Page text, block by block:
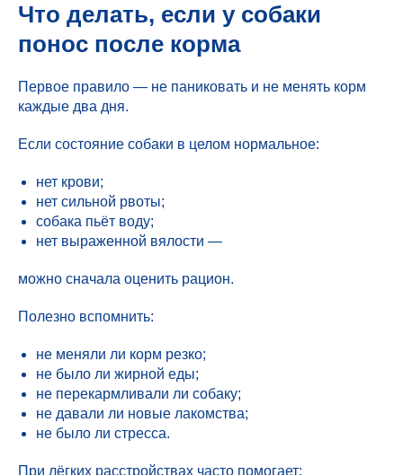
Что делать, если у собаки
понос после корма
Первое правило — не паниковать и не менять корм
каждые два дня.
Если состояние собаки в целом нормальное:
нет крови;
нет сильной рвоты;
собака пьёт воду;
нет выраженной вялости —
можно сначала оценить рацион.
Полезно вспомнить:
не меняли ли корм резко;
не было ли жирной еды;
не перекармливали ли собаку;
не давали ли новые лакомства;
не было ли стресса.
При лёгких расстройствах часто помогает: